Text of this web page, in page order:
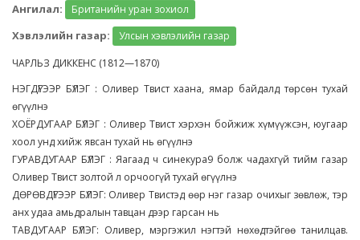
Ангилал:
Британийн уран зохиол
Хэвлэлийн газар:
Улсын хэвлэлийн газар
ЧАРЛЬЗ ДИККЕНС (1812—1870)
НЭГДҮГЭЭР БҮЛЭГ : Оливер Твист хаана, ямар байдалд төрсөн тухай
өгүүлнэ
ХОЁРДУГААР БҮЛЭГ : Оливер Твист хэрхэн бойжиж хүмүүжсэн, юугаар
хоол унд хийж явсан тухай нь өгүүлнэ
ГУРАВДУГААР БҮЛЭГ : Яагаад ч синекура9 болж чадахгүй тийм газар
Оливер Твист золтой л орчоогүй тухай өгүүлнэ
ДӨРӨВДҮГЭЭР БҮЛЭГ: Оливер Твистэд өөр нэг газар очихыг зөвлөж, тэр
анх удаа амьдралын тавцан дээр гарсан нь
ТАВДУГААР БҮЛЭГ: Оливер, мэргэжил нэгтэй нөхөдтэйгөө танилцав.